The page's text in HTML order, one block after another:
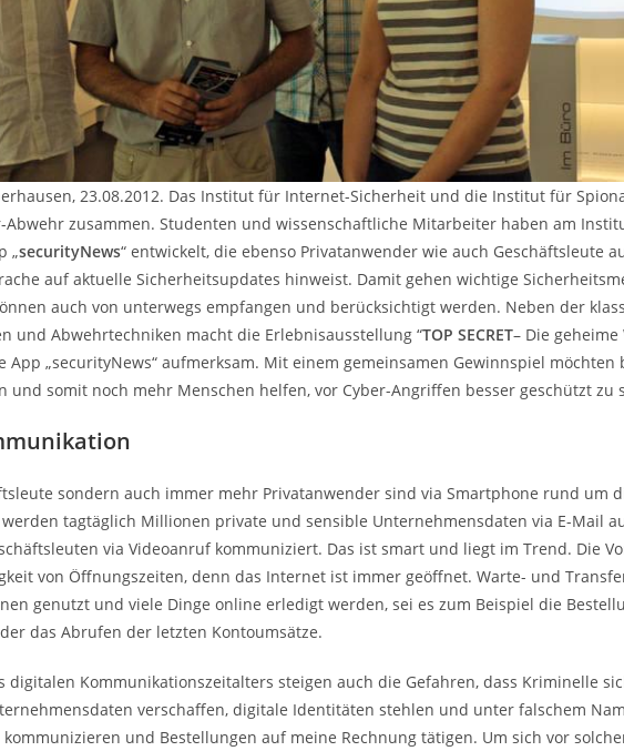
23.08.2012. Das Institut für Internet-Sicherheit und die Institut für
Abwehr zusammen. Studenten und wissenschaftliche Mitarbeiter haben am
„securityNews“ entwickelt, die ebenso Privatanwender wie auch Geschäftsleute
auf aktuelle Sicherheitsupdates hinweist. Damit gehen wichtige
auch von unterwegs empfangen und berücksichtigt werden. Neben der
und Abwehrtechniken macht die Erlebnisausstellung “TOP SECRET– Die geheime
App „securityNews“ aufmerksam. Mit einem gemeinsamen Gewinnspiel
und somit noch mehr Menschen helfen, vor Cyber-Angriffen besser geschützt zu
sondern auch immer mehr Privatanwender sind via Smartphone rund um
tagtäglich Millionen private und sensible Unternehmensdaten via E-Mail
via Videoanruf kommuniziert. Das ist smart und liegt im Trend. Die
von Öffnungszeiten, denn das Internet ist immer geöffnet. Warte- und
genutzt und viele Dinge online erledigt werden, sei es zum Beispiel die
das Abrufen der letzten Kontoumsätze.
digitalen Kommunikationszeitalters steigen auch die Gefahren, dass Kriminelle
verschaffen, digitale Identitäten stehlen und unter falschem
und Bestellungen auf meine Rechnung tätigen. Um sich vor